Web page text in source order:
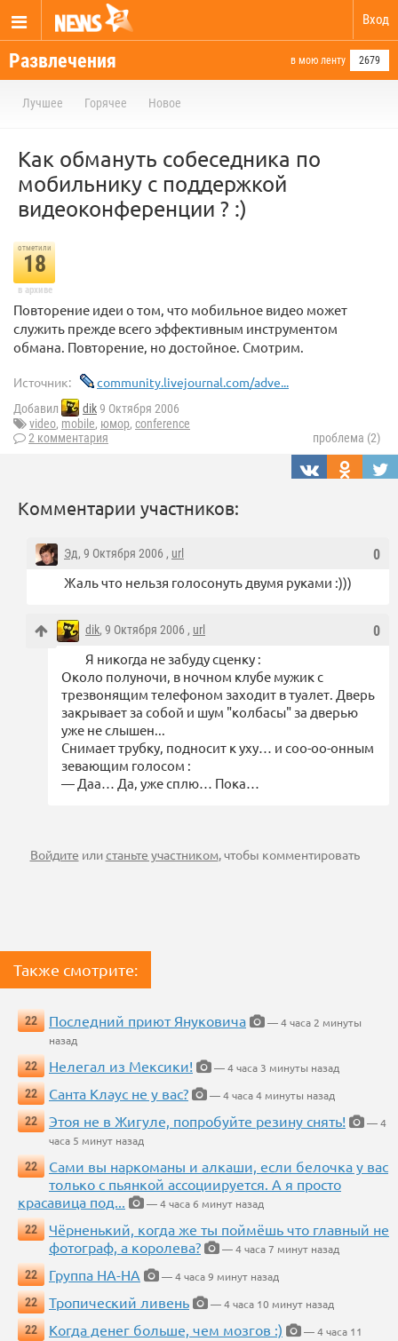
Вход
Развлечения в мою ленту 2679
Лучшее Горячее Новое
Как обмануть собеседника по
мобильнику с поддержкой
видеоконференции ? :)
отметили
18
в архиве
Повторение идеи о том, что мобильное видео может
служить прежде всего эффективным инструментом
обмана. Повторение, но достойное. Смотрим.
Источник: community.livejournal.com/adve...
Добавил dik9 Октября 2006
video, mobile, юмор, conference
2 комментария
проблема (2)
Комментарии участников:
0
Эд, 9 Октября 2006 , url
Жаль что нельзя голосонуть двумя руками :)))
0
dik, 9 Октября 2006 , url
Я никогда не забуду сценку :
Около полуночи, в ночном клубе мужик с
трезвонящим телефоном заходит в туалет. Дверь
закрывает за собой и шум "колбасы" за дверью
уже не слышен...
Снимает трубку, подносит к уху… и соо-оо-онным
зевающим голосом :
— Даа… Да, уже сплю… Пока…
Войдите илистаньте участником, чтобы комментировать
Также смотрите:
22 Последний приют Януковича
— 4 часа 2 минуты
назад
22
Нелегал из Мексики!
— 4 часа 3 минуты назад
22
Санта Клаус не у вас?
— 4 часа 4 минуты назад
22
Этоя не в Жигуле, попробуйте резину снять!
— 4
часа 5 минут назад
22
Сами вы наркоманы и алкаши, если белочка у вас
только с пьянкой ассоциируется. А я просто
красавица под...
— 4 часа 6 минут назад
22
Чёрненький, когда же ты поймёшь что главный не
фотограф, а королева?
— 4 часа 7 минут назад
22
Группа НА-НА
— 4 часа 9 минут назад
22
Тропический ливень
— 4 часа 10 минут назад
22
Когда денег больше, чем мозгов :)
— 4 часа 11